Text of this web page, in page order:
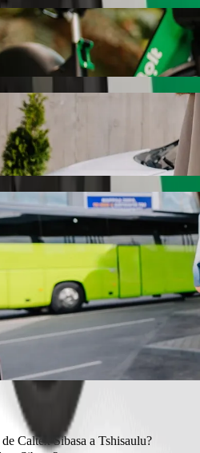
elétricas
bicicleta elétrica
nos TVDE da
chegar a Tshisaulu, recomendamos
Caltex Sibasa a
XL para levar até 6 pessoas.
os carros premium da Bolt.
num carro com cadeirinha.
Experimenta as viagens pet-
Acessibilidade oferece veículos
a preços baixos na categoria Bolt.
Caltex Sibasa a Tshisaulu?